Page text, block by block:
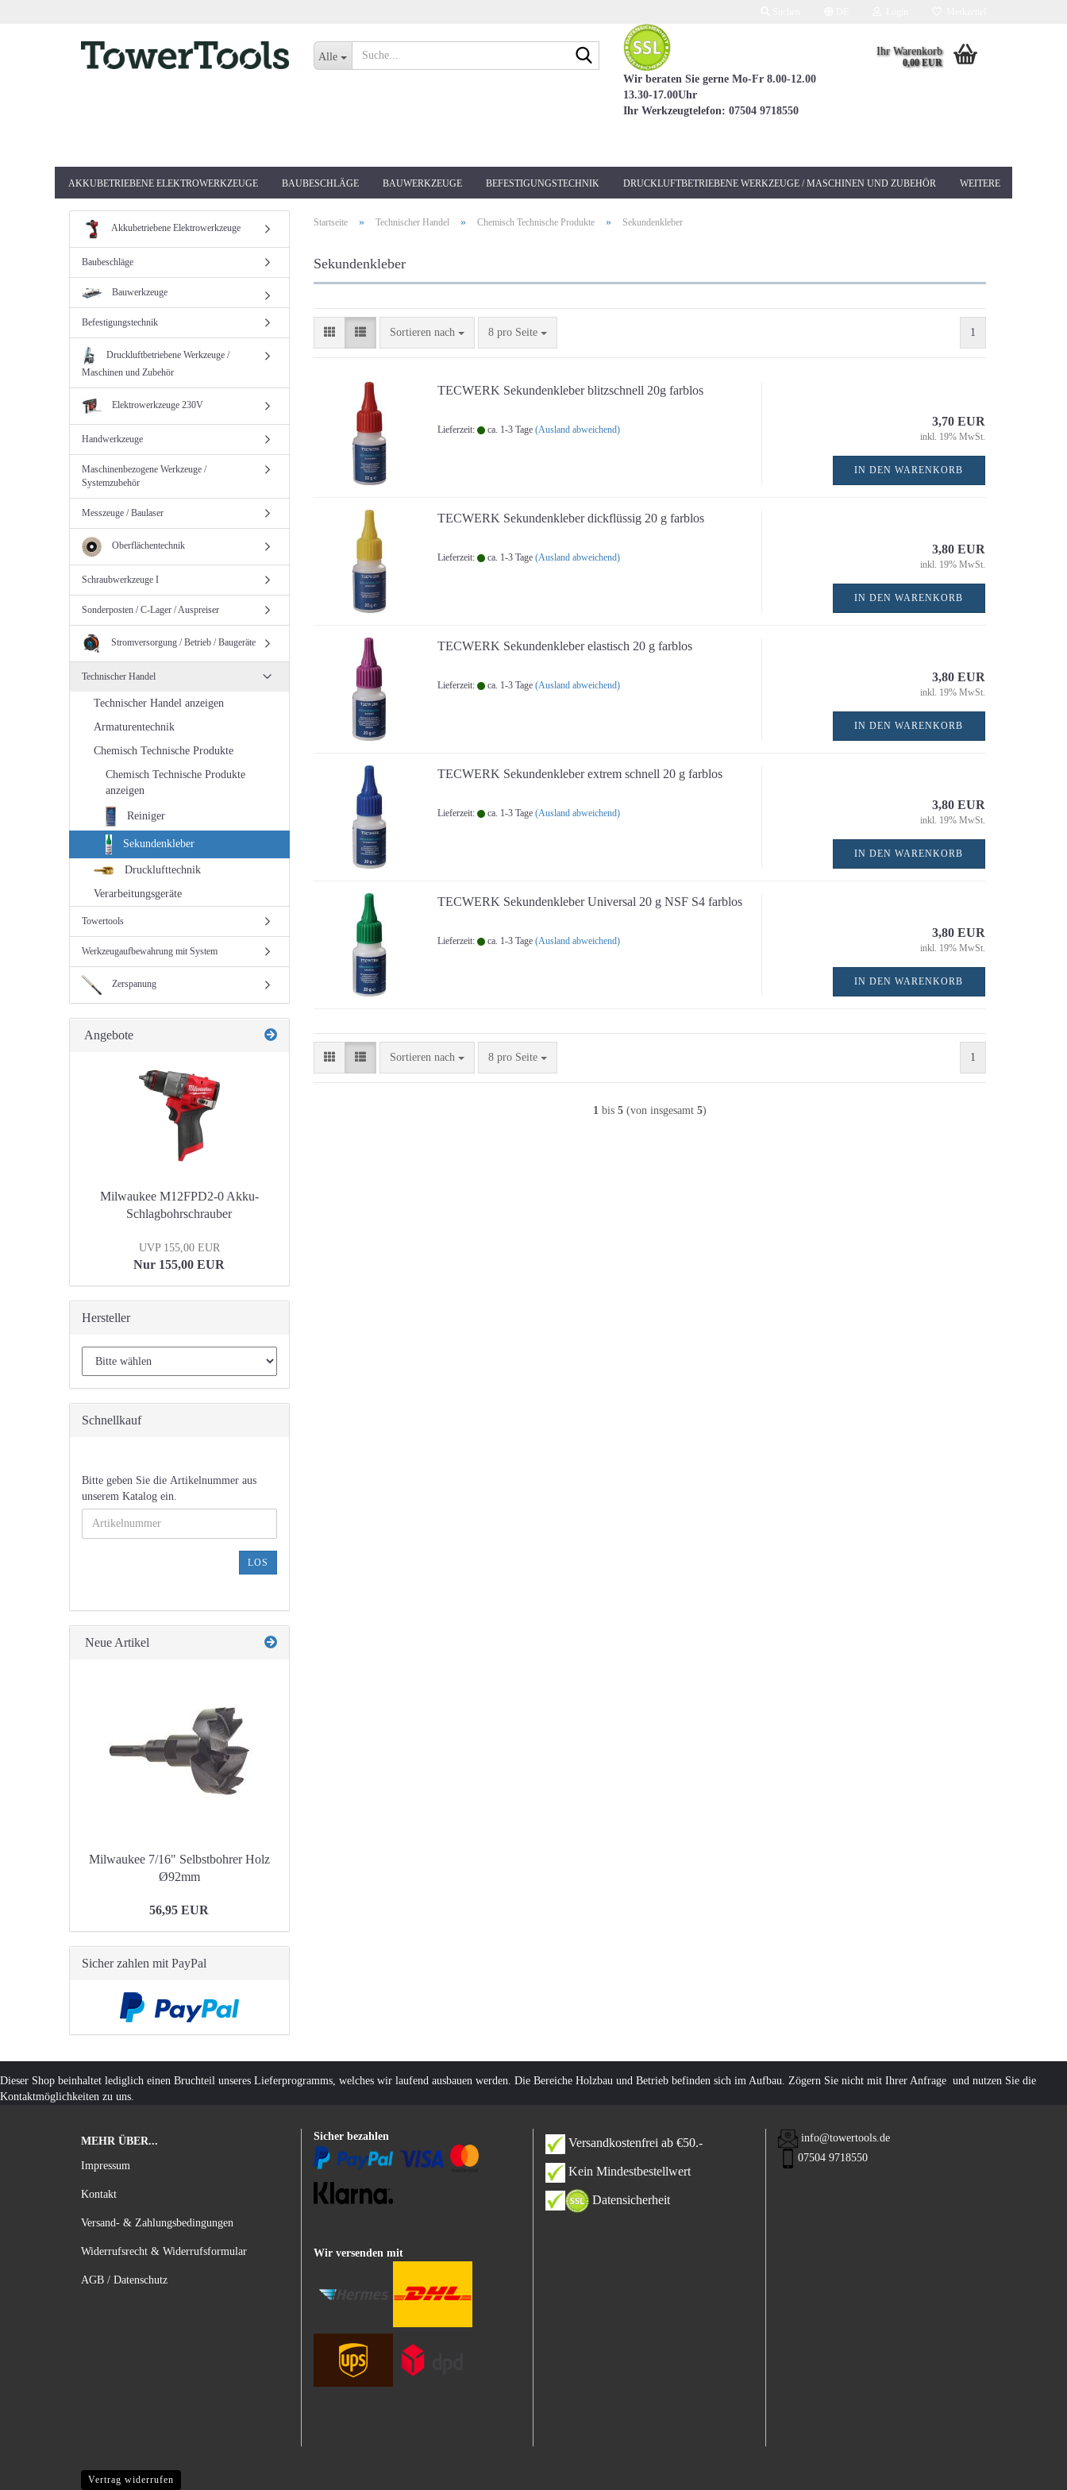
Alle
Suche...
Wir beraten Sie gerne Mo-Fr 8.00-12.00
13.30-17.00Uhr
Ihr Werkzeugtelefon: 07504 9718550
Ihr Warenkorb
0,00 EUR
AKKUBETRIEBENE ELEKTROWERKZEUGE BAUBESCHLÄGE BAUWERKZEUGE BEFESTIGUNGSTECHNIK DRUCKLUFTBETRIEBENE WERKZEUGE / MASCHINEN UND ZUBEHÖR WEITERE
Sanierungsschleifer
SDS-MAX
SDS-Plus
Fräsen
Halbstationäre
Handkreissägen
Nass-Trockensauger
Rührwerke
Säbelsägen
Schlagbohrmaschinen
Elektrowerkwerkzeuge
Stichsägen
Winkelschleifer
Messzeuge / Baulaser
Meterstäbe /
Diagnose und
Startseite » Technischer Handel » Chemisch Technische Produkte » Sekundenkleber
Sekundenkleber
Sortieren nach
Sortieren nach 8 pro Seite
pro Seite 1
TECWERK Sekundenkleber blitzschnell 20g farblos
Lieferzeit: ca. 1-3 Tage (Ausland abweichend)
3,70 EUR
inkl. 19% MwSt.
IN DEN WARENKORB
TECWERK Sekundenkleber dickflüssig 20 g farblos
Lieferzeit: ca. 1-3 Tage (Ausland abweichend)
3,80 EUR
inkl. 19% MwSt.
IN DEN WARENKORB
TECWERK Sekundenkleber elastisch 20 g farblos
Lieferzeit: ca. 1-3 Tage (Ausland abweichend)
3,80 EUR
inkl. 19% MwSt.
IN DEN WARENKORB
TECWERK Sekundenkleber extrem schnell 20 g farblos
Lieferzeit: ca. 1-3 Tage (Ausland abweichend)
3,80 EUR
inkl. 19% MwSt.
IN DEN WARENKORB
TECWERK Sekundenkleber Universal 20 g NSF S4 farblos
Lieferzeit: ca. 1-3 Tage (Ausland abweichend)
3,80 EUR
inkl. 19% MwSt.
IN DEN WARENKORB
Sortieren nach
Sortieren nach 8 pro Seite
pro Seite 1
1bis 5(von insgesamt 5)
Akkubetriebene Elektrowerkzeuge
Baubeschläge
Bauwerkzeuge
Befestigungstechnik
Druckluftbetriebene Werkzeuge /
Maschinen und Zubehör
Elektrowerkzeuge 230V
Handwerkzeuge
Maschinenbezogene Werkzeuge /
Systemzubehör
Messzeuge / Baulaser
Oberflächentechnik
Schraubwerkzeuge I
Sonderposten / C-Lager / Auspreiser
Stromversorgung / Betrieb / Baugeräte
Technischer Handel
Technischer Handel anzeigen
Armaturentechnik
Chemisch Technische Produkte
Chemisch Technische Produkte
anzeigen
Reiniger
Sekundenkleber
Drucklufttechnik
Verarbeitungsgeräte
Towertools
Werkzeugaufbewahrung mit System
Zerspanung
Angebote
Milwaukee M12FPD2-0 Akku-
Schlagbohrschrauber
UVP 155,00 EUR
Nur 155,00 EUR
Hersteller
Schnellkauf
BITTE
GEBEN
SIE
DIE
ARTIKELNUMMER
Bitte geben Sie die Artikelnummer aus
unserem Katalog ein.
LOS
Neue Artikel
Milwaukee 7/16" Selbstbohrer Holz
Ø92mm
56,95 EUR
Sicher zahlen mit PayPal
Dieser Shop beinhaltet lediglich einen Bruchteil unseres Lieferprogramms, welches wir laufend ausbauen werden. Die Bereiche Holzbau und Betrieb befinden sich im Aufbau. Zögern Sie nicht mit Ihrer Anfrage und nutzen Sie die
Kontaktmöglichkeiten zu uns.
MEHR ÜBER...
Impressum
Kontakt
Versand- & Zahlungsbedingungen
Widerrufsrecht & Widerrufsformular
AGB / Datenschutz
Sicher bezahlen
Wir versenden mit
Versandkostenfrei ab €50.-
Kein Mindestbestellwert
Datensicherheit
info@towertools.de
07504 9718550
Vertrag widerrufen